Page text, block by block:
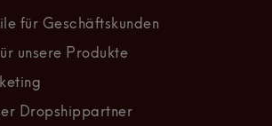
für Geschäftskunden
unsere Produkte
Dropshippartner